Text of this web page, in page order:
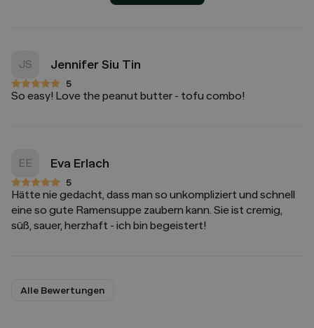
JS Jennifer Siu Tin
5
5 von 5 Sternen
So easy! Love the peanut butter - tofu combo!
EE Eva Erlach
5
5 von 5 Sternen
Hätte nie gedacht, dass man so unkompliziert und schnell
eine so gute Ramensuppe zaubern kann. Sie ist cremig,
süß, sauer, herzhaft - ich bin begeistert!
Alle Bewertungen